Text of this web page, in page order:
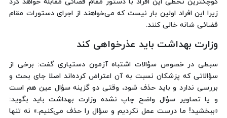
کوچکترین تخطی این افراد با دستور مقام قضائی مقابله خواهد کرد
زیرا این افراد اولین بار نیست که می‌خواهند از اجرای دستورات مقام
قضائی شانه خالی کنند.
وزارت بهداشت باید عذرخواهی کند
سبطی در خصوص سؤالات اشتباه آزمون دستیاری گفت: برخی از
سؤالاتی که پزشکان نسبت به آن اعتراض کرده‌اند اصلا جای بحث و
بررسی ندارد و باید حذف شود، وقتی دو گزینه سؤال عین هم است
و یا تصاویر سؤال واضح چاپ نشده وزارت بهداشت باید بگوید:
«ببخشید! ما درست عمل نکردیم و سؤال را حذف می‌کنیم.» نه تنها